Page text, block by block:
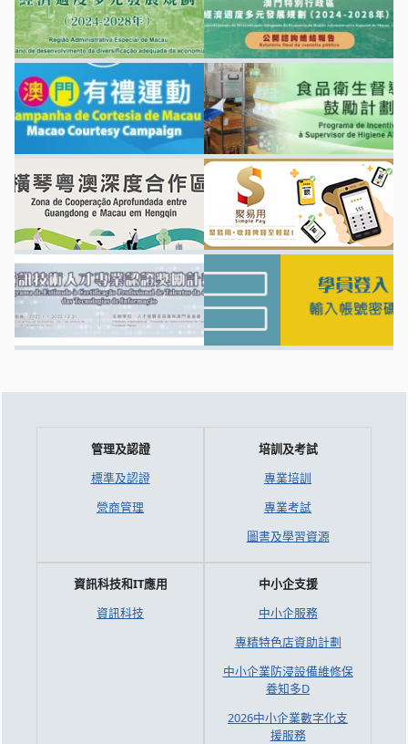
管理及認證
標準及認證
營商管理
培訓及考試
專業培訓
專業考試
圖書及學習資源
資訊科技和IT應用
資訊科技
中小企支援
中小企服務
專精特色店資助計劃
中小企業防浸設備維修保
養知多D
2026中小企業數字化支
援服務